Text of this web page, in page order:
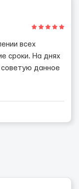
всех
сроки. На днях
данное